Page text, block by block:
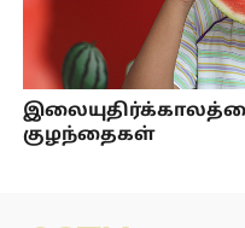
குழந்தைகள்